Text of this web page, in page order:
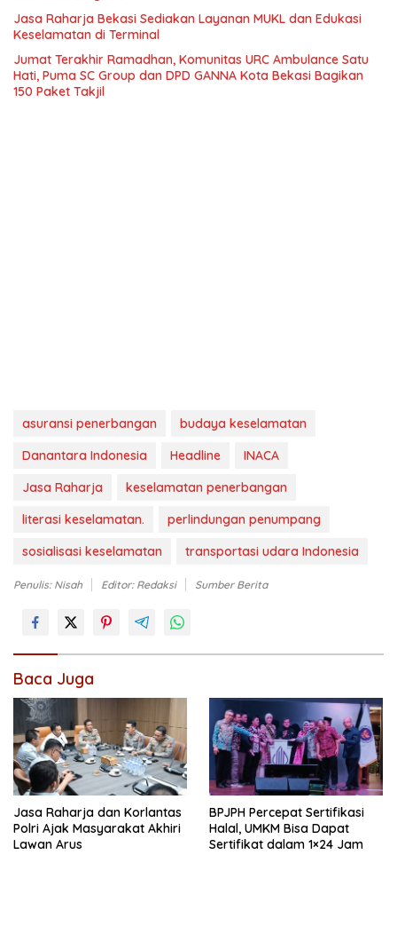
Jasa Raharja Bekasi Sediakan Layanan MUKL dan Edukasi
Keselamatan di Terminal
Jumat Terakhir Ramadhan, Komunitas URC Ambulance Satu
Hati, Puma SC Group dan DPD GANNA Kota Bekasi Bagikan
150 Paket Takjil
asuransi penerbangan
budaya keselamatan
Danantara Indonesia
Headline
INACA
Jasa Raharja
keselamatan penerbangan
literasi keselamatan.
perlindungan penumpang
sosialisasi keselamatan
transportasi udara Indonesia
Penulis: Nisah Editor: Redaksi Sumber Berita
Baca Juga
Jasa Raharja dan Korlantas
Polri Ajak Masyarakat Akhiri
Lawan Arus
BPJPH Percepat Sertifikasi
Halal, UMKM Bisa Dapat
Sertifikat dalam 1×24 Jam